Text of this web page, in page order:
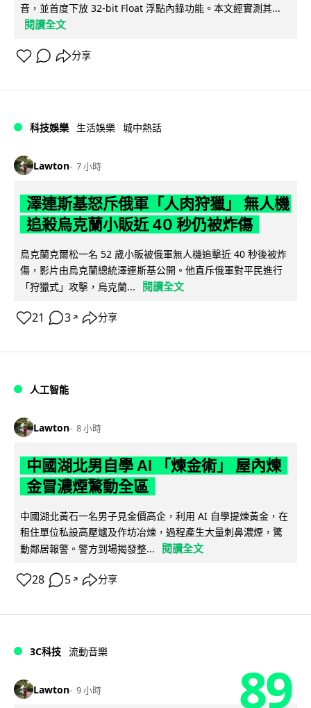
音，並首度下放 32-bit Float 浮點內錄功能。本文經實測其...
閱讀全文
分享
科技娛樂 生活娛樂 城中熱話
Lawton 7 小時
澤連斯基怒斥俄軍「人肉狩獵」 無人機
追殺烏克蘭小販近 40 秒仍被炸傷
烏克蘭克爾松一名 52 歲小販被俄軍無人機追擊近 40 秒後被炸
傷，影片由烏克蘭總統澤連斯基公開。他直斥俄軍對平民進行
「狩獵式」攻擊，烏克蘭...
閱讀全文
21 3 ↗ 分享
人工智能
Lawton 8 小時
中國湖北男自學 AI 「煉金術」 屋內煉
金冒濃煙驚動全區
中國湖北黃石一名男子見金價高企，利用 AI 自學提煉黃金，在
租住單位私設高壓爐及作坊冶煉，過程產生大量刺鼻濃煙，驚
動鄰居報警。警方到場揭發整...
閱讀全文
28 5 ↗ 分享
3C科技 流動音樂
Lawton 9 小時 89